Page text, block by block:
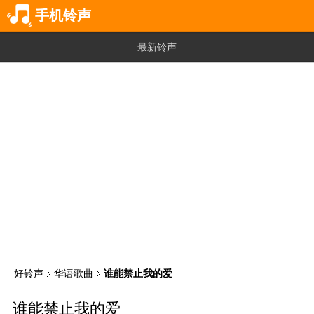
手机铃声
最新铃声
好铃声 华语歌曲 谁能禁止我的爱
谁能禁止我的爱